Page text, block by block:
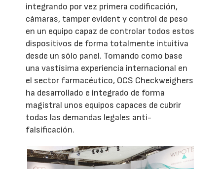
integrando por vez primera codificación,
cámaras, tamper evident y control de peso
en un equipo capaz de controlar todos estos
dispositivos de forma totalmente intuitiva
desde un sólo panel. Tomando como base
una vastísima experiencia internacional en
el sector farmacéutico, OCS Checkweighers
ha desarrollado e integrado de forma
magistral unos equipos capaces de cubrir
todas las demandas legales anti-
falsificación.